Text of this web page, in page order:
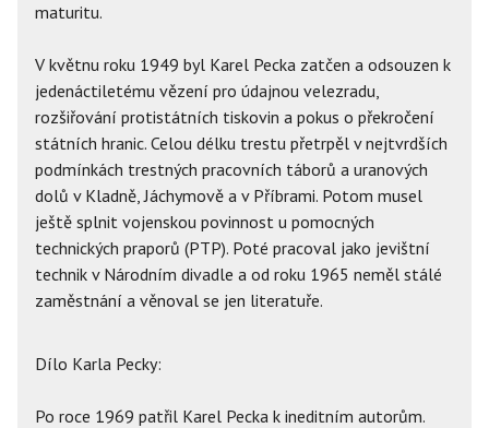
maturitu.
V květnu roku 1949 byl Karel Pecka zatčen a odsouzen k
jedenáctiletému vězení pro údajnou velezradu,
rozšiřování protistátních tiskovin a pokus o překročení
státních hranic. Celou délku trestu přetrpěl v nejtvrdších
podmínkách trestných pracovních táborů a uranových
dolů v Kladně, Jáchymově a v Příbrami. Potom musel
ještě splnit vojenskou povinnost u pomocných
technických praporů (PTP). Poté pracoval jako jevištní
technik v Národním divadle a od roku 1965 neměl stálé
zaměstnání a věnoval se jen literatuře.
Dílo Karla Pecky:
Po roce 1969 patřil Karel Pecka k ineditním autorům.